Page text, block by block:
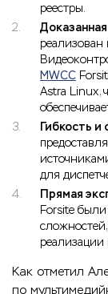
реестры.
реализован
MWCC
Astra Linux,
Гибкость и
для
Прямая
Forsite
реализации
Как отметил
по